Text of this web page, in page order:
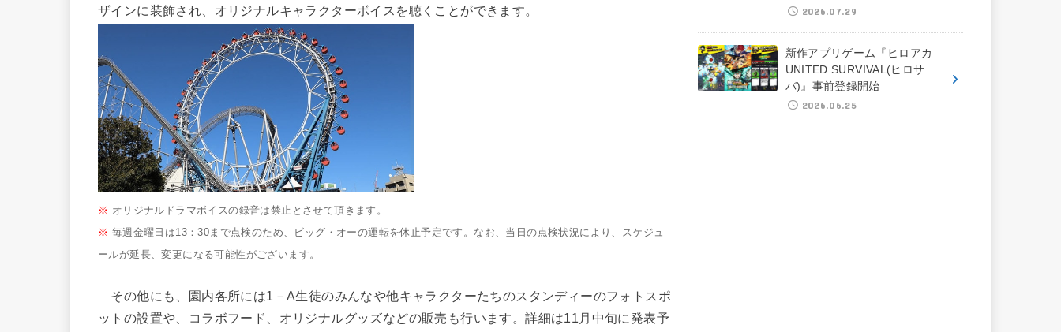
ザインに装飾され、オリジナルキャラクターボイスを聴くことができます。
※ オリジナルドラマボイスの録音は禁止とさせて頂きます。
※ 毎週金曜日は13：30まで点検のため、ビッグ・オーの運転を休止予定です。なお、当日の点検状況により、スケジュ
ールが延長、変更になる可能性がございます。
その他にも、園内各所には1－A生徒のみんなや他キャラクターたちのスタンディーのフォトスポ
ットの設置や、コラボフード、オリジナルグッズなどの販売も行います。詳細は11月中旬に発表予
2026.07.29
新作アプリゲーム『ヒロアカ
UNITED SURVIVAL(ヒロサ
バ)』事前登録開始
2026.06.25